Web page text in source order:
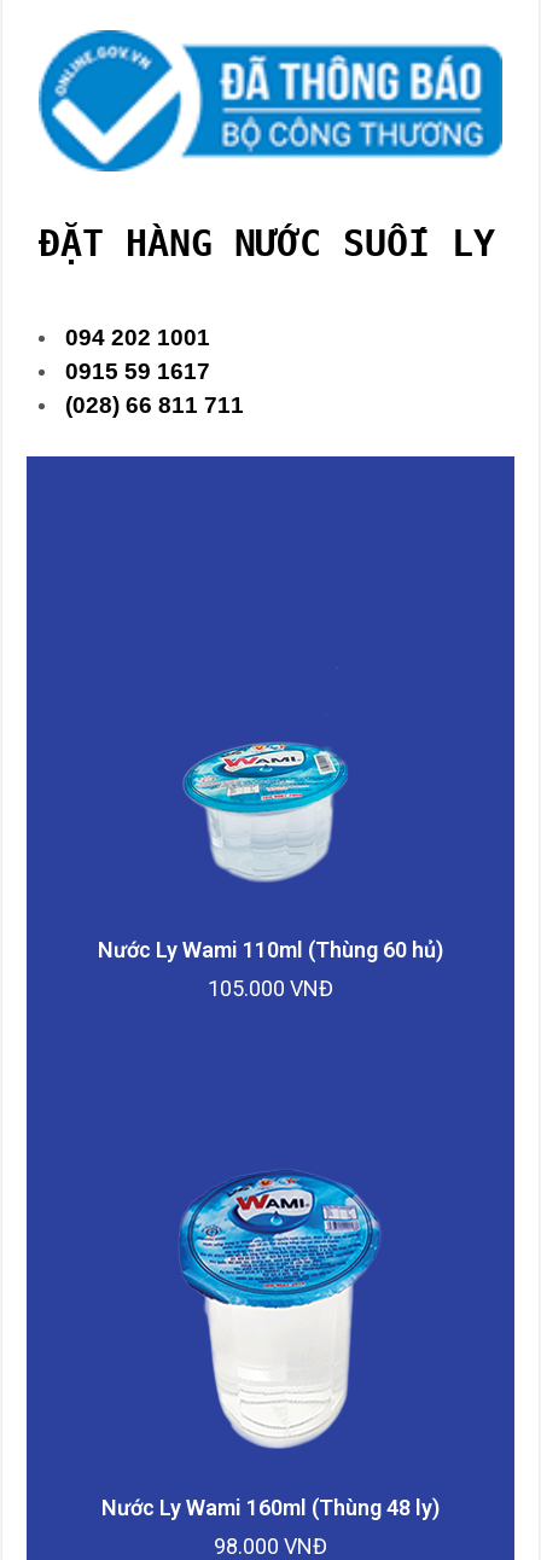
ĐẶT HÀNG NƯỚC SUỐI LY
094 202 1001
0915 59 1617
(028) 66 811 711
Nước Ly Wami 110ml (Thùng 60 hủ)
105.000 VNĐ
Nước Ly Wami 160ml (Thùng 48 ly)
98.000 VNĐ